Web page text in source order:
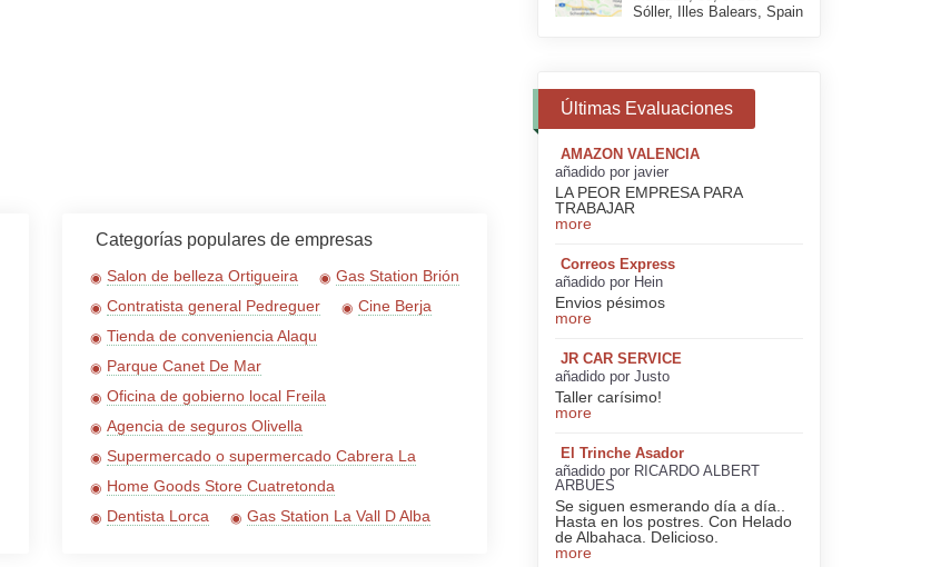
Categorías populares de empresas
Salon de belleza Ortigueira
Gas Station Brión
Contratista general Pedreguer
Cine Berja
Tienda de conveniencia Alaqu
Parque Canet De Mar
Oficina de gobierno local Freila
Agencia de seguros Olivella
Supermercado o supermercado Cabrera La
Home Goods Store Cuatretonda
Dentista Lorca
Gas Station La Vall D Alba
Sóller, Illes Balears, Spain
Últimas Evaluaciones
AMAZON VALENCIA
añadido por javier
LA PEOR EMPRESA PARA
TRABAJAR
more
Correos Express
añadido por Hein
Envios pésimos
more
JR CAR SERVICE
añadido por Justo
Taller carísimo!
more
El Trinche Asador
añadido por RICARDO ALBERT
ARBUES
Se siguen esmerando día a día..
Hasta en los postres. Con Helado
de Albahaca. Delicioso.
more